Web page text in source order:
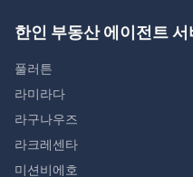
한인 부동산 에이전트 서
풀러튼
라미라다
라구나우즈
라크레센타
미션비에호